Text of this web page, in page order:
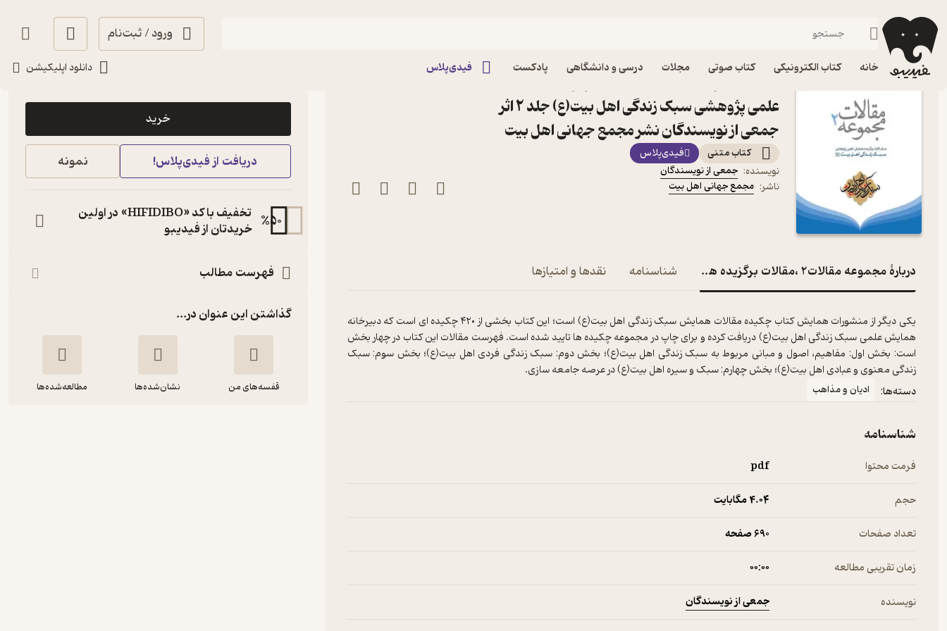
ورود / ثبت‌نام
خانه کتاب الکترونیکی کتاب صوتی مجلات درسی و دانشگاهی پادکست فیدی‌پلاس دانلود اپلیکیشن
فیدیبو کتاب الکترونیکی
علمی پژوهشی سبک زندگی اهل بیت(ع) جلد 2 اثر
جمعی از نویسندگان نشر مجمع جهانی اهل بیت
کتاب متنی
فیدی‌پلاس
نویسنده: جمعی از نویسندگان
ناشر: مجمع جهانی اهل بیت
دربارۀ مجموعه مقالات2 ،مقالات برگزیده همایش علمی پژوهشی سبک زندگی اهل بیت(ع) جلد 2 شناسنامه نقدها و امتیازها
یکی دیگر از منشورات همایش کتاب چکیده مقالات همایش سبک زندگی اهل بیت(ع) است؛ این کتاب بخشی از ۴۲۰ چکیده ای است که دبیرخانه
همایش علمی سبک زندگی اهل بیت(ع) دریافت کرده و برای چاپ در مجموعه چکیده ها تایید شده است. فهرست مقالات این کتاب در چهار بخش
است: بخش اول: مفاهیم، اصول و مبانی مربوط به سبک زندگی اهل بیت(ع)؛ بخش دوم: سبک زندگی فردی اهل بیت(ع)؛ بخش سوم: سبک
زندگی معنوی و عبادی اهل بیت(ع)؛ بخش چهارم: سبک و سیره اهل بیت(ع) در عرصه جامعه سازی.
دسته‌ها: ادیان و مذاهب
شناسنامه
فرمت محتوا pdf
حجم 4.۰۴ مگابایت
تعداد صفحات 690 صفحه
زمان تقریبی مطالعه ۰۰:۰۰
نویسنده جمعی از نویسندگان
20,500
خرید
دریافت از فیدی‌پلاس! نمونه
%50
تخفیف با کد «HIFIDIBO» در اولین
خریدتان از فیدیبو
فهرست مطالب
گذاشتن این عنوان در...
قفسه‌های من نشان‌شده‌ها مطالعه‌شده‌ها